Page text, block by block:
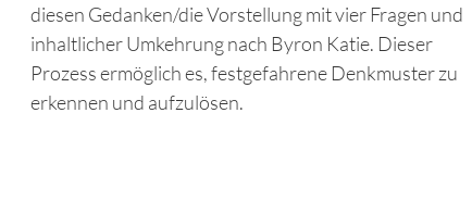
diesen Gedanken/die Vorstellung mit vier Fragen und
inhaltlicher Umkehrung nach Byron Katie. Dieser
Prozess ermöglich es, festgefahrene Denkmuster zu
erkennen und aufzulösen.